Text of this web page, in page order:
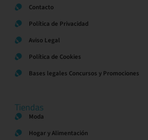
Contacto
Política de Privacidad
Aviso Legal
Política de Cookies
Bases legales Concursos y Promociones
Tiendas
Moda
Hogar y Alimentación